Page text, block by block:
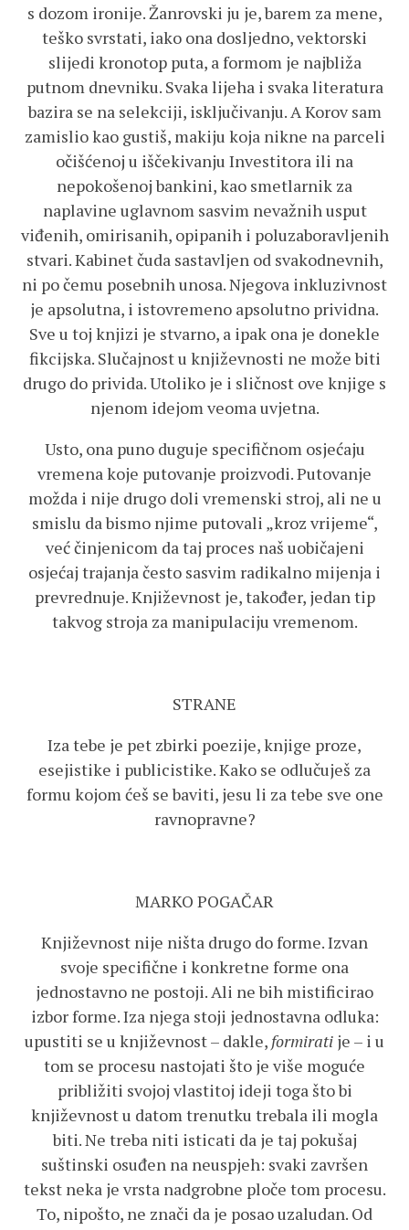
s dozom ironije. Žanrovski ju je, barem za mene,
teško svrstati, iako ona dosljedno, vektorski
slijedi kronotop puta, a formom je najbliža
putnom dnevniku. Svaka lijeha i svaka literatura
bazira se na selekciji, isključivanju. A Korov sam
zamislio kao gustiš, makiju koja nikne na parceli
očišćenoj u iščekivanju Investitora ili na
nepokošenoj bankini, kao smetlarnik za
naplavine uglavnom sasvim nevažnih usput
viđenih, omirisanih, opipanih i poluzaboravljenih
stvari. Kabinet čuda sastavljen od svakodnevnih,
ni po čemu posebnih unosa. Njegova inkluzivnost
je apsolutna, i istovremeno apsolutno prividna.
Sve u toj knjizi je stvarno, a ipak ona je donekle
fikcijska. Slučajnost u književnosti ne može biti
drugo do privida. Utoliko je i sličnost ove knjige s
njenom idejom veoma uvjetna.
Usto, ona puno duguje specifičnom osjećaju
vremena koje putovanje proizvodi. Putovanje
možda i nije drugo doli vremenski stroj, ali ne u
smislu da bismo njime putovali „kroz vrijeme“,
već činjenicom da taj proces naš uobičajeni
osjećaj trajanja često sasvim radikalno mijenja i
prevrednuje. Književnost je, također, jedan tip
takvog stroja za manipulaciju vremenom.
STRANE
Iza tebe je pet zbirki poezije, knjige proze,
esejistike i publicistike. Kako se odlučuješ za
formu kojom ćeš se baviti, jesu li za tebe sve one
ravnopravne?
MARKO POGAČAR
Književnost nije ništa drugo do forme. Izvan
svoje specifične i konkretne forme ona
jednostavno ne postoji. Ali ne bih mistificirao
izbor forme. Iza njega stoji jednostavna odluka:
upustiti se u književnost – dakle, formirati je – i u
tom se procesu nastojati što je više moguće
približiti svojoj vlastitoj ideji toga što bi
književnost u datom trenutku trebala ili mogla
biti. Ne treba niti isticati da je taj pokušaj
suštinski osuđen na neuspjeh: svaki završen
tekst neka je vrsta nadgrobne ploče tom procesu.
To, nipošto, ne znači da je posao uzaludan. Od